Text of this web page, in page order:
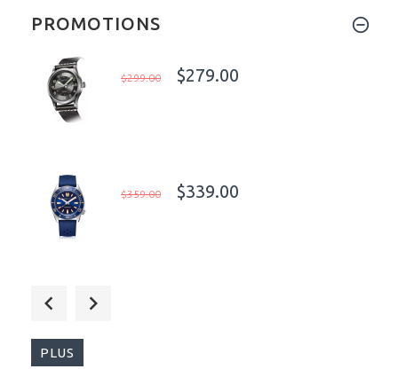
PROMOTIONS
$299.00 $279.00
$359.00 $339.00
PLUS